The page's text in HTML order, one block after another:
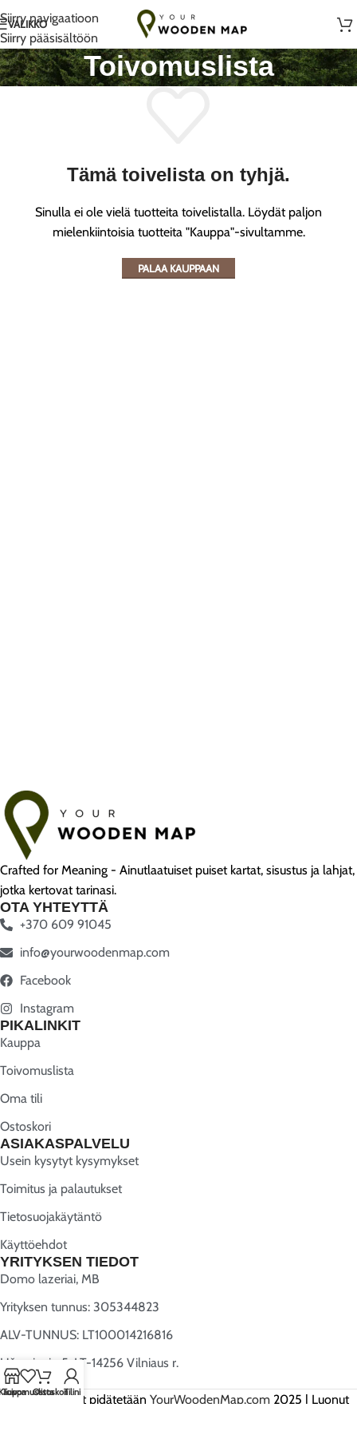
Siirry navigaatioon
Siirry pääsisältöön
Käsintehty rakkaudella Liettuassa
VALIKKO
Toivomuslista
Tämä toivelista on tyhjä.
Sinulla ei ole vielä tuotteita toivelistalla. Löydät paljon
mielenkiintoisia tuotteita "Kauppa"-sivultamme.
PALAA KAUPPAAN
Crafted for Meaning - Ainutlaatuiset puiset kartat, sisustus ja lahjat,
jotka kertovat tarinasi.
OTA YHTEYTTÄ
+370 609 91045
info@yourwoodenmap.com
Facebook
Instagram
PIKALINKIT
Kauppa
Toivomuslista
Oma tili
Ostoskori
ASIAKASPALVELU
Usein kysytyt kysymykset
Toimitus ja palautukset
Tietosuojakäytäntö
Käyttöehdot
YRITYKSEN TIEDOT
Domo lazeriai, MB
Yrityksen tunnus: 305344823
ALV-TUNNUS: LT100014216816
Užugriovio 5, LT-14256 Vilniaus r.
Kaikki oikeudet pidätetään YourWoodenMap.com 2025 | Luonut
Toivomuslista
OstoskoriTilini